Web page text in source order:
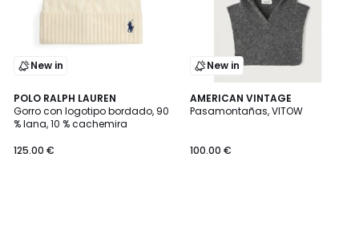
New in
POLO RALPH LAUREN
Gorro con logotipo bordado, 90
% lana, 10 % cachemira
125.00 €
New in
AMERICAN VINTAGE
Pasamontañas, VITOW
100.00 €